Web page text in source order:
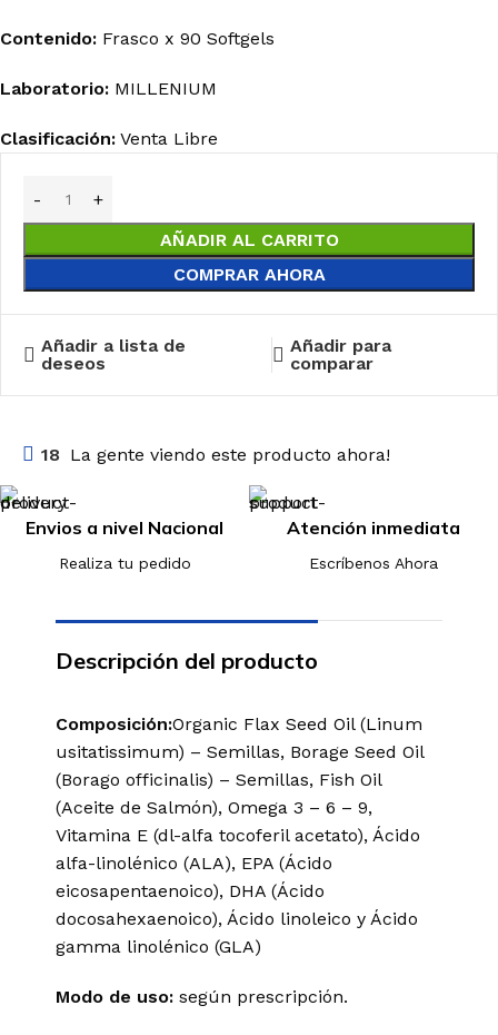
Contenido: Frasco x 90 Softgels
Laboratorio: MILLENIUM
Clasificación: Venta Libre
AÑADIR AL CARRITO
COMPRAR AHORA
Añadir a lista de
deseos
Añadir para
comparar
18 La gente viendo este producto ahora!
Envios a nivel Nacional
Realiza tu pedido
Atención inmediata
Escríbenos Ahora
Descripción del producto
Composición:Organic Flax Seed Oil (Linum
usitatissimum) – Semillas, Borage Seed Oil
(Borago officinalis) – Semillas, Fish Oil
(Aceite de Salmón), Omega 3 – 6 – 9,
Vitamina E (dl-alfa tocoferil acetato), Ácido
alfa-linolénico (ALA), EPA (Ácido
eicosapentaenoico), DHA (Ácido
docosahexaenoico), Ácido linoleico y Ácido
gamma linolénico (GLA)
Modo de uso: según prescripción.